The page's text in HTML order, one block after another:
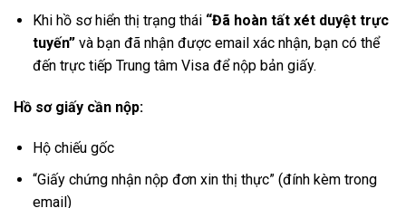
Khi hồ sơ hiển thị trạng thái “Đã hoàn tất xét duyệt trực
tuyến”và bạn đã nhận được email xác nhận, bạn có thể
đến trực tiếp Trung tâm Visa để nộp bản giấy.
Hồ sơ giấy cần nộp:
Hộ chiếu gốc
“Giấy chứng nhận nộp đơn xin thị thực” (đính kèm trong
email)